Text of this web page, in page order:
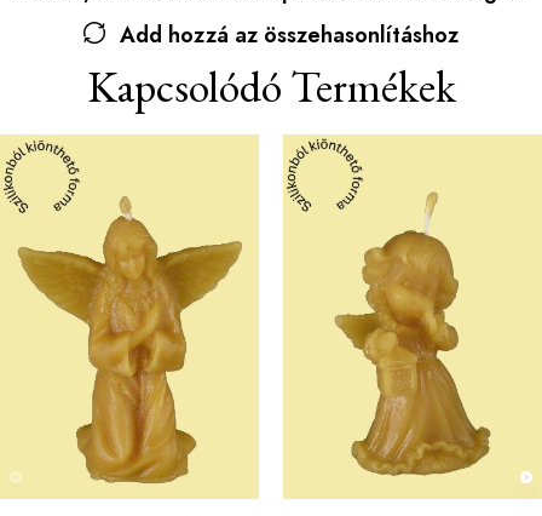
Add hozzá az összehasonlításhoz
Kapcsolódó Termékek